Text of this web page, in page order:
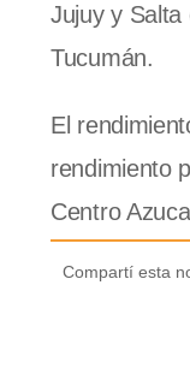
Jujuy y Salta
Tucumán.
El
rendimiento
Centro
Compartí esta